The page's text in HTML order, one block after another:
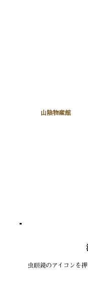
山陰物産館
虫眼鏡のアイコンを